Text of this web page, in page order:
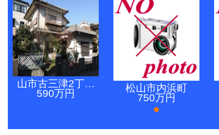
山市古三津2丁…
590万円
松山市内浜町
750万円